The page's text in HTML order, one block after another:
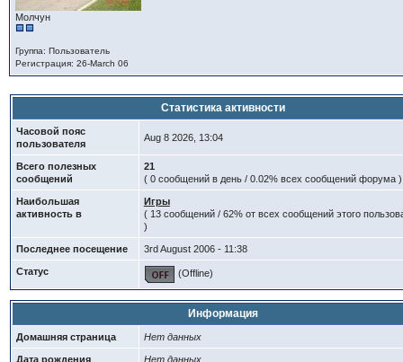
Молчун
Группа: Пользователь
Регистрация: 26-March 06
Статистика активности
Часовой пояс
пользователя
Aug 8 2026, 13:04
Всего полезных
сообщений
21
( 0 сообщений в день / 0.02% всех сообщений форума )
Наибольшая
активность в
Игры
( 13 сообщений / 62% от всех сообщений этого
)
Последнее посещение 3rd August 2006 - 11:38
Статус (Offline)
Информация
Домашняя страница Нет данных
Дата рождения Нет данных